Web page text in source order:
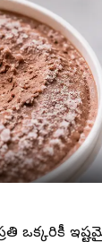
ఒక్కరికీ